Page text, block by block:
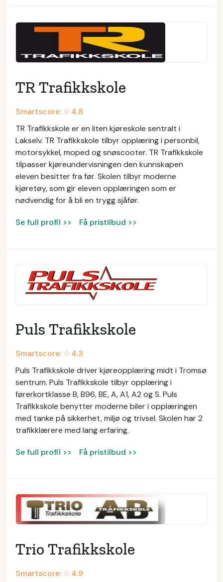
TR Trafikkskole
Smartscore: ☆4.8
TR Trafikkskole er en liten kjøreskole sentralt i
Lakselv. TR Trafikkskole tilbyr opplæring i personbil,
motorsykkel, moped og snøscooter. TR Trafikkskole
tilpasser kjøreundervisningen den kunnskapen
eleven besitter fra før. Skolen tilbyr moderne
kjøretøy, som gir eleven opplæringen som er
nødvendig for å bli en trygg sjåfør.
Se full profil >> Få pristilbud >>
Puls Trafikkskole
Smartscore: ☆4.3
Puls Trafikkskole driver kjøreopplæring midt i Tromsø
sentrum. Puls Trafikkskole tilbyr opplæring i
førerkortklasse B, B96, BE, A, A1, A2 og S. Puls
Trafikkskole benytter moderne biler i opplæringen
med tanke på sikkerhet, miljø og trivsel. Skolen har 2
trafikklærere med lang erfaring.
Se full profil >> Få pristilbud >>
Trio Trafikkskole
Smartscore: ☆4.9